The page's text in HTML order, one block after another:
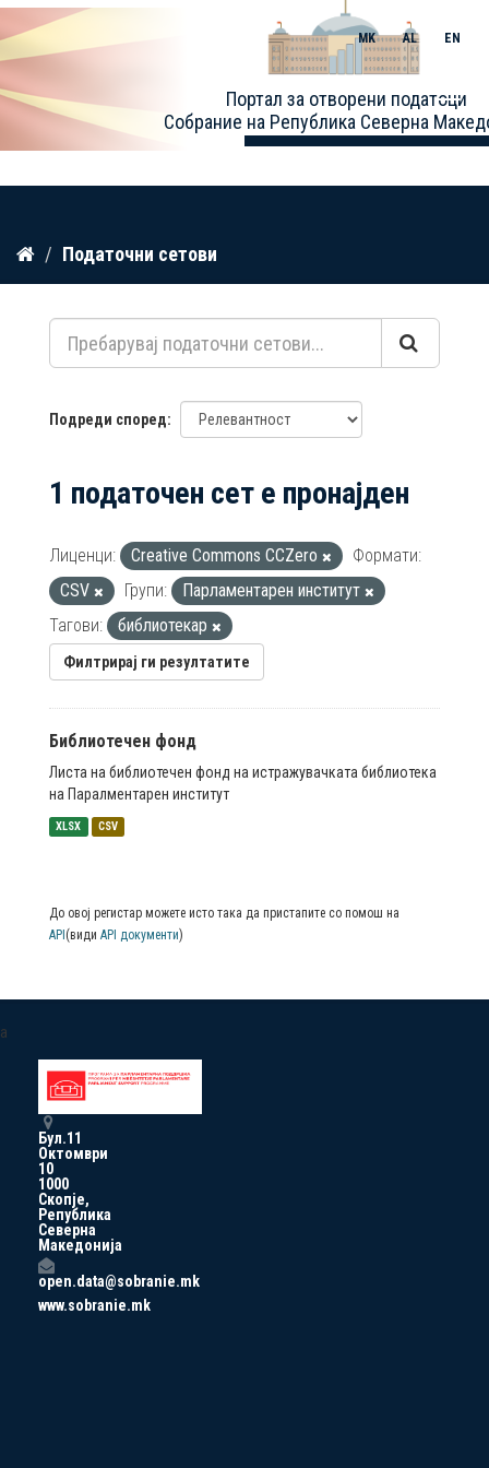
Прескокнете
содржина
Портал за отворени податоци
Собрание на Република Северна
MK AL EN
Toggle
Податочни сетови
Подреди според
1 податочен сет е пронајден
Лиценци: Creative Commons CCZero
Формати:
CSV
Групи:
Парламентарен институт
Тагови:
библиотекар
Филтрирај ги резултатите
Библиотечен фонд
Листа на библиотечен фонд на истражувачката библиотека
на Паралментарен институт
XLSX CSV
До овој регистар можете исто така да пристапите со помош на
API (види API документи)
a
Бул.11
Октомври
10
1000
Скопје,
Република
Северна
Македонија
open.data@sobranie.mk
www.sobranie.mk